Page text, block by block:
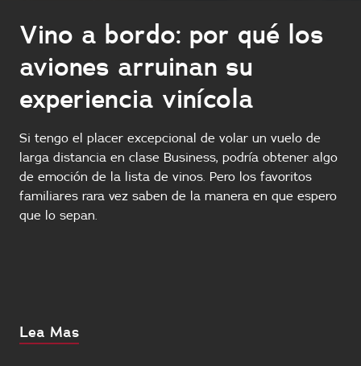
Vino a bordo: por qué los
aviones arruinan su
experiencia vinícola
Si tengo el placer excepcional de volar un vuelo de
larga distancia en clase Business, podría obtener algo
de emoción de la lista de vinos. Pero los favoritos
familiares rara vez saben de la manera en que espero
que lo sepan.
Lea MasAbout